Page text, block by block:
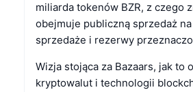
miliarda tokenów BZR, z czego
obejmuje publiczną sprzedaż
sprzedaże i rezerwy
Wizja stojąca za Bazaars, jak to
kryptowalut i technologii